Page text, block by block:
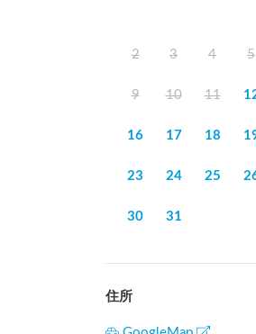
■貸し切り
日中利用：¥20,000
3泊以上：20% OFF
※オプション料金は割引
2 3 4 5
9 10 11
16 17 18
23 24 25
30 31
住所